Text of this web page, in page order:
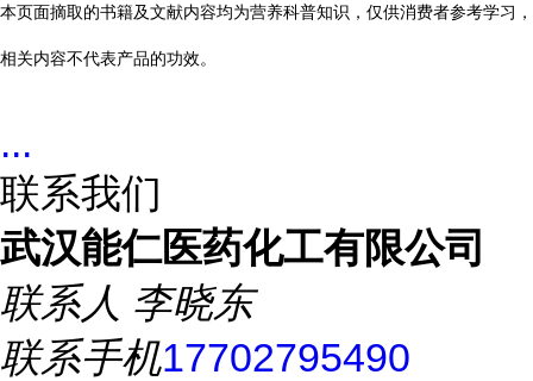
本页面摘取的书籍及文献内容均为营养科普知识，仅供消费者参考学习，
相关内容不代表产品的功效。
...
联系我们
武汉能仁医药化工有限公司
联系人 李晓东
联系手机17702795490